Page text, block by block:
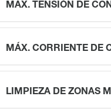
MÁX. TENSIÓN DE
MÁX. CORRIENTE DE
LIMPIEZA DE ZONAS